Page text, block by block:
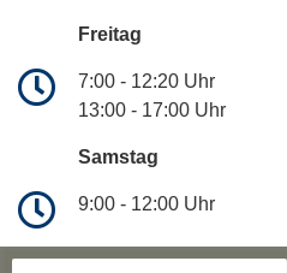
Freitag
7:00 - 12:20 Uhr
13:00 - 17:00 Uhr
Samstag
9:00 - 12:00 Uhr